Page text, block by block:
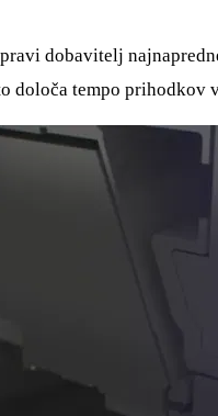
dobavitelj
določa tempo prihodkov